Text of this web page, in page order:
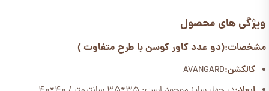
ویژگی های محصول
مشخصات:(دو عدد کاور کوسن با طرح متفاوت )
کالکشن:AVANGARD